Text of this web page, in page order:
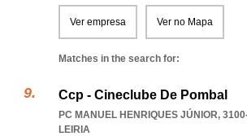
Ver empresa Ver no Mapa
Matches in the search for:
Ccp - Cineclube De Pombal
PC MANUEL HENRIQUES JÚNIOR,
LEIRIA